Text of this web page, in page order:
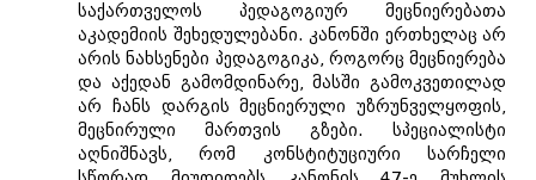
საქართველოს პედაგოგიურ მეცნიერებათა
აკადემიის შეხედულებანი. კანონში ერთხელაც არ
არის ნახსენები პედაგოგიკა, როგორც მეცნიერება
და აქედან გამომდინარე, მასში გამოკვეთილად
არ ჩანს დარგის მეცნიერული უზრუნველყოფის,
მეცნირული მართვის გზები. სპეციალისტი
აღნიშნავს, რომ კონსტიტუციური სარჩელი